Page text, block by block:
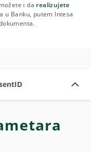
i da realizujete
u Banku, putem Intesa